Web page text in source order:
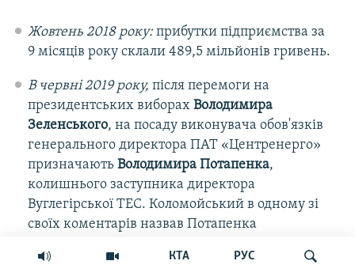
КТА РУС
Жовтень 2018 року:прибутки підприємства за
9 місяців року склали 489,5 мільйонів гривень.
В червні 2019 року, після перемоги на
президентських виборах Володимира
Зеленського, на посаду виконувача обов'язків
генерального директора ПАТ «Центренерго»
призначають Володимира Потапенка,
колишнього заступника директора
Вуглегірської ТЕС. Коломойський в одному зі
своїх коментарів назвав Потапенка
Коломойський визнав, що його компанії є